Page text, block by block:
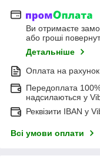
Ви отримаєте
або гроші
Детальніше
Оплата на рахунок
Передоплата
надсилаються у
Реквізити IBAN у
Всі умови оплати